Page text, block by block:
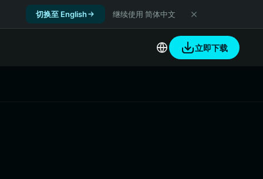
切换至 English 继续使用 简体中文
立即下载